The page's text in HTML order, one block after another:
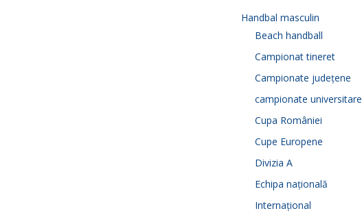
Handbal masculin
Beach handball
Campionat tineret
Campionate județene
campionate universitare
Cupa României
Cupe Europene
Divizia A
Echipa națională
Internațional